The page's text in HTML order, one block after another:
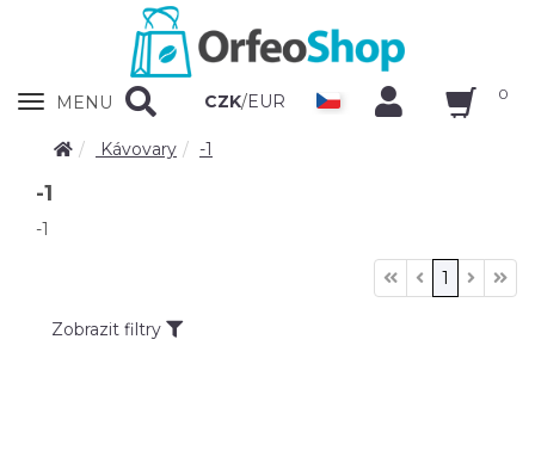
Zobrazit
MENU CZK/EUR 0
Kávovary -1
-1
-1
1
Zobrazit filtry